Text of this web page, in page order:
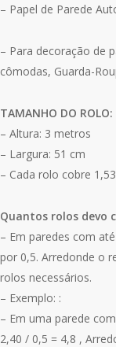
– Papel de Parede
– Para decoração de
cômodas, Guarda-
TAMANHO DO ROLO:
– Altura: 3 metros
– Largura: 51 cm
– Cada rolo cobre
Quantos rolos devo
– Em paredes com
por 0,5. Arredonde o
rolos necessários.
– Exemplo: :
– Em uma parede
2,40 / 0,5 = 4,8 ,